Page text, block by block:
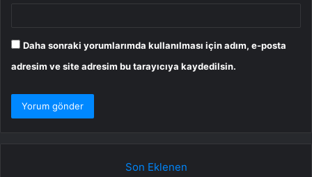
Daha sonraki yorumlarımda kullanılması için adım, e-posta
adresim ve site adresim bu tarayıcıya kaydedilsin.
Son Eklenen